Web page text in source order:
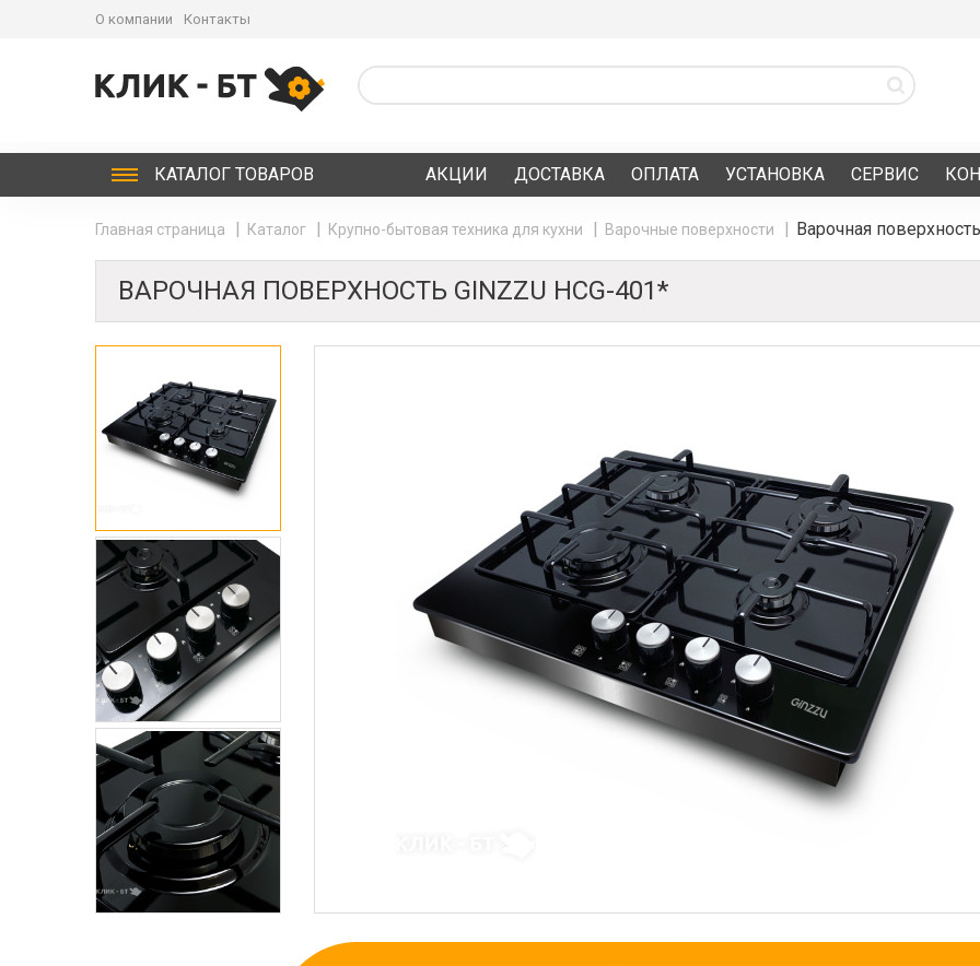
О компании Контакты
КАТАЛОГ ТОВАРОВ АКЦИИ ДОСТАВКА ОПЛАТА УСТАНОВКА СЕРВИС
Главная страница Каталог Крупно-бытовая техника для кухни Варочные поверхности Варочная
ВАРОЧНАЯ ПОВЕРХНОСТЬ GINZZU HCG-401*